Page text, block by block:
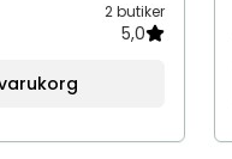
2 butiker
5,0